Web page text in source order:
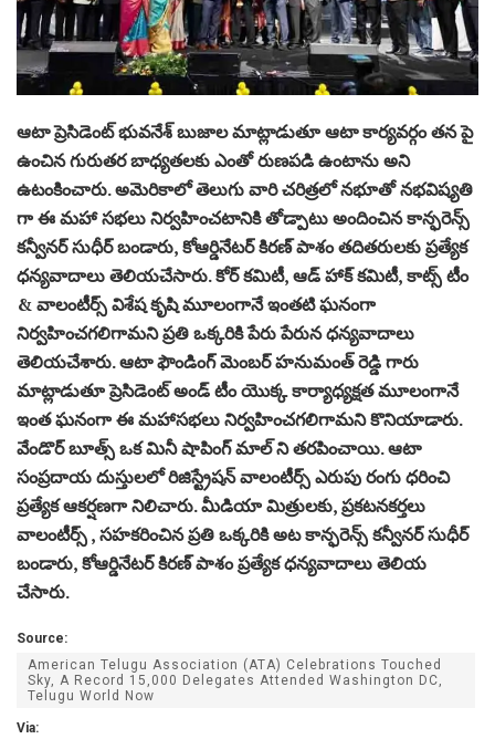
ఆటా ప్రెసిడెంట్ భువనేశ్ బుజాల మాట్లాడుతూ ఆటా కార్యవర్గం తన పై
ఉంచిన గురుతర బాధ్యతలకు ఎంతో రుణపడి ఉంటాను అని
ఉటంకించారు. అమెరికాలో తెలుగు వారి చరిత్రలో నభూతో నభవిష్యతి
గా ఈ మహా సభలు నిర్వహించటానికి తోడ్పాటు అందించిన కాన్ఫరెన్స్
కన్వీనర్ సుధీర్ బండారు, కోఆర్డినేటర్ కిరణ్ పాశం తదితరులకు ప్రత్యేక
ధన్యవాదాలు తెలియచేసారు. కోర్ కమిటీ, ఆడ్ హాక్ కమిటీ, కాట్స్ టీం
& వాలంటీర్స్ విశేష కృషి మూలంగానే ఇంతటి ఘనంగా
నిర్వహించగలిగామని ప్రతి ఒక్కరికి పేరు పేరున ధన్యవాదాలు
తెలియచేశారు. ఆటా ఫౌండింగ్ మెంబర్ హనుమంత్ రెడ్డి గారు
మాట్లాడుతూ ప్రెసిడెంట్ అండ్ టీం యొక్క కార్యాధ్యక్షత మూలంగానే
ఇంత ఘనంగా ఈ మహాసభలు నిర్వహించగలిగామని కొనియాడారు.
వేండొర్ బూత్స్ ఒక మినీ షాపింగ్ మాల్ ని తరపించాయి. ఆటా
సంప్రదాయ దుస్తులలో రిజిస్ట్రేషన్ వాలంటీర్స్ ఎరుపు రంగు ధరించి
ప్రత్యేక ఆకర్షణగా నిలిచారు. మీడియా మిత్రులకు, ప్రకటనకర్తలు
వాలంటీర్స్ , సహకరించిన ప్రతి ఒక్కరికి అట కాన్ఫరెన్స్ కన్వీనర్ సుధీర్
బండారు, కోఆర్డినేటర్ కిరణ్ పాశం ప్రత్యేక ధన్యవాదాలు తెలియ
చేసారు.
Source:
American Telugu Association (ATA) Celebrations Touched
Sky, A Record 15,000 Delegates Attended Washington DC,
Telugu World Now
Via: